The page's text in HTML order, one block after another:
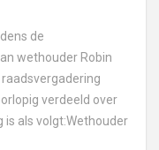
de
wethouder Robin
verdeeld over
is als volgt:Wethouder